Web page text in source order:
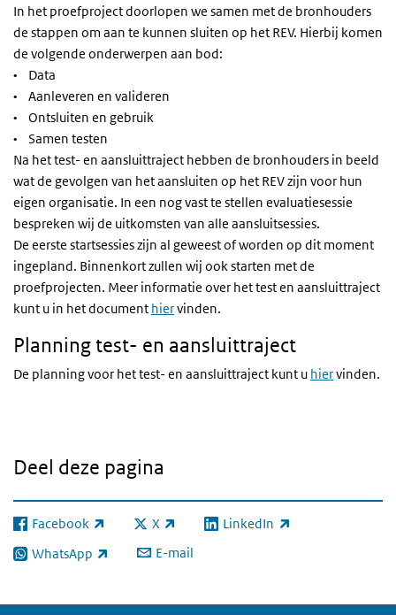
In het proefproject doorlopen we samen met de bronhouders
de stappen om aan te kunnen sluiten op het REV. Hierbij komen
de volgende onderwerpen aan bod:
• Data
• Aanleveren en valideren
• Ontsluiten en gebruik
• Samen testen
Na het test- en aansluittraject hebben de bronhouders in beeld
wat de gevolgen van het aansluiten op het REV zijn voor hun
eigen organisatie. In een nog vast te stellen evaluatiesessie
bespreken wij de uitkomsten van alle aansluitsessies.
De eerste startsessies zijn al geweest of worden op dit moment
ingepland. Binnenkort zullen wij ook starten met de
proefprojecten. Meer informatie over het test en aansluittraject
kunt u in het document hiervinden.
Planning test- en aansluittraject
De planning voor het test- en aansluittraject kunt u hiervinden.
Deel deze pagina
Facebook
(externe link) X
(externe link) LinkedIn
(externe link)
WhatsApp
(externe link) E-mail